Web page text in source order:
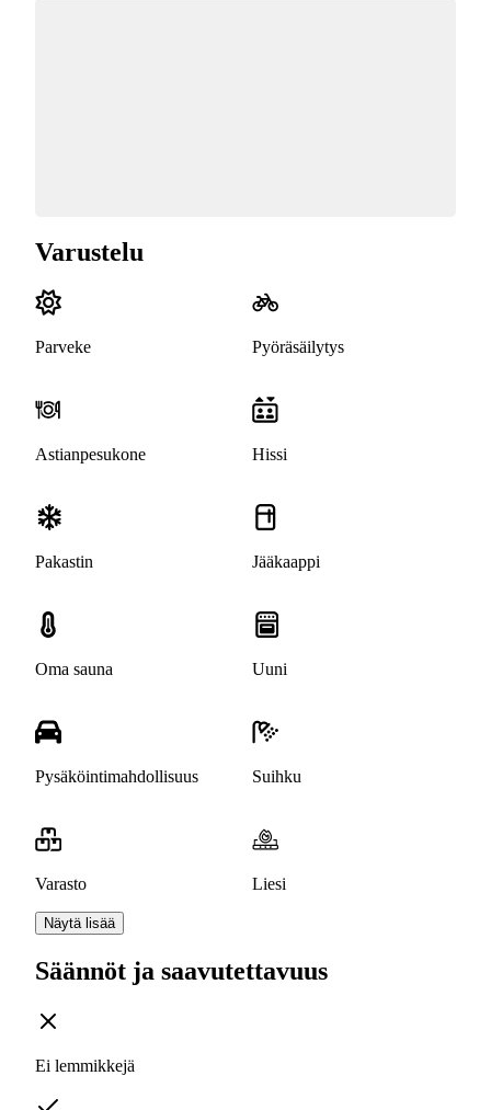
Varustelu
Parveke Pyöräsäilytys
Astianpesukone Hissi
Pakastin Jääkaappi
Oma sauna Uuni
Pysäköintimahdollisuus Suihku
Varasto Liesi
Näytä lisää
Säännöt ja saavutettavuus
Ei lemmikkejä